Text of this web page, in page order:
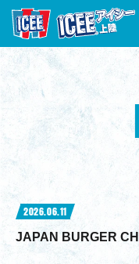
2026.06.11
JAPAN BURGER